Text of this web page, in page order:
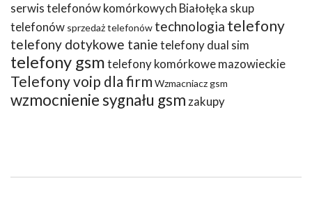
serwis telefonów komórkowych Białołęka skup
telefonów sprzedaż telefonów technologia telefony
telefony dotykowe tanietelefony dual sim
telefony gsmtelefony komórkowe mazowieckie
Telefony voip dla firm Wzmacniacz gsm
wzmocnienie sygnału gsmzakupy